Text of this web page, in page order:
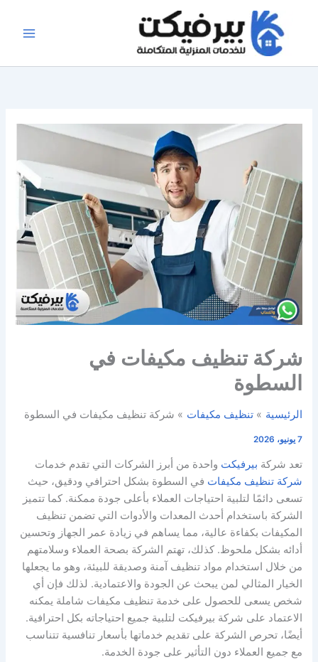
المحتوى
شركة تنظيف مكيفات في
السطوة
الرئيسية تنظيف مكيفات شركة تنظيف مكيفات في السطوة
7 يونيو، 2026
تعد شركة بيرفيكت واحدة من أبرز الشركات التي تقدم خدمات
شركة تنظيف مكيفات في السطوة بشكل احترافي ودقيق، حيث
تسعى دائمًا لتلبية احتياجات العملاء بأعلى جودة ممكنة. كما تتميز
الشركة باستخدام أحدث المعدات والأدوات التي تضمن تنظيف
المكيفات بكفاءة عالية، مما يساهم في زيادة عمر الجهاز وتحسين
أدائه بشكل ملحوظ. كذلك، تهتم الشركة بصحة العملاء وسلامتهم
من خلال استخدام مواد تنظيف آمنة وصديقة للبيئة، وهو ما يجعلها
الخيار المثالي لمن يبحث عن الجودة والاعتمادية. لذلك فإن أي
شخص يسعى للحصول على خدمة تنظيف مكيفات شاملة يمكنه
الاعتماد على شركة بيرفيكت لتلبية جميع احتياجاته بكل احترافية.
أيضًا، تحرص الشركة على تقديم خدماتها بأسعار تنافسية تتناسب
مع جميع العملاء دون التأثير على جودة الخدمة.